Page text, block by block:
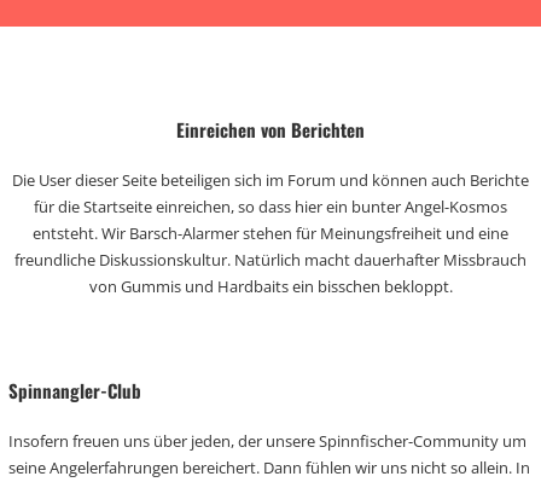
Einreichen von Berichten
Die User dieser Seite beteiligen sich im Forum und können auch Berichte
für die Startseite einreichen, so dass hier ein bunter Angel-Kosmos
entsteht. Wir Barsch-Alarmer stehen für Meinungsfreiheit und eine
freundliche Diskussionskultur. Natürlich macht dauerhafter Missbrauch
von Gummis und Hardbaits ein bisschen bekloppt.
Spinnangler-Club
Insofern freuen uns über jeden, der unsere Spinnfischer-Community um
seine Angelerfahrungen bereichert. Dann fühlen wir uns nicht so allein. In